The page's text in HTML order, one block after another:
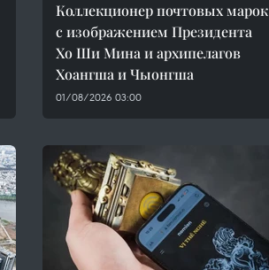
Коллекционер почтовых марок
с изображением Президента
Хо Ши Мина и архипелагов
Хоангша и Чыонгша
01/08/2026 03:00